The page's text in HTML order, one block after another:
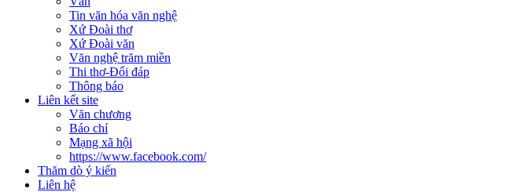
Tin văn hóa văn nghệ
Xứ Đoài thơ
Xứ Đoài văn
Văn nghệ trăm miền
Thi thơ-Đối đáp
Thông báo
Liên kết site
Văn chương
Báo chí
Mạng xã hội
https://www.facebook.com/
Thăm dò ý kiến
Liên hệ